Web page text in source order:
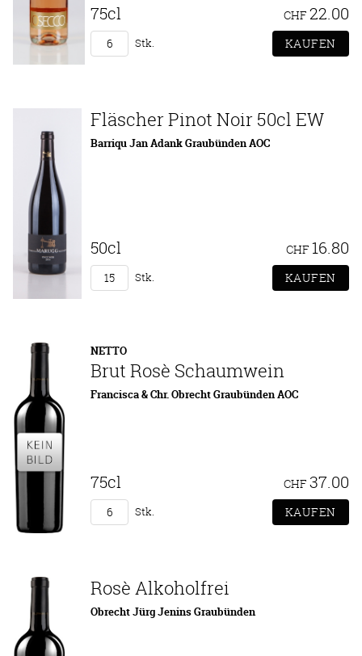
75cl CHF 22.00
Stk.
Fläscher Pinot Noir 50cl EW
Barriqu Jan Adank Graubünden AOC
50cl CHF 16.80
Stk.
NETTO
Brut Rosè Schaumwein
Francisca & Chr. Obrecht Graubünden AOC
75cl CHF 37.00
Stk.
Rosè Alkoholfrei
Obrecht Jürg Jenins Graubünden